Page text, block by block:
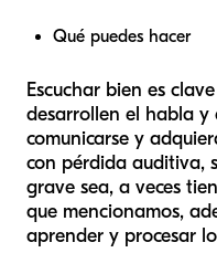
Qué puedes hacer
Escuchar bien es
desarrollen el habla y
comunicarse y
con pérdida auditiva,
grave sea, a veces
que mencionamos,
aprender y procesar